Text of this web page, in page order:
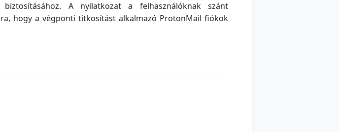
A nyilatkozat a felhasználóknak szánt
hogy a végponti titkosítást alkalmazó ProtonMail fiókok